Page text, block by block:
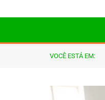
VOCÊ ESTÁ EM: